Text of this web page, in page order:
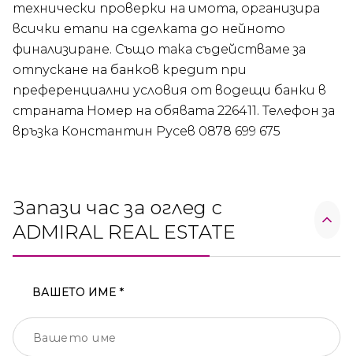
технически проверки на имота, организира
всички етапи на сделката до нейното
финализиране. Също така съдействаме за
отпускане на банков кредит при
преференциални условия от водещи банки в
страната Номер на обявата 226411. Телефон за
връзка Константин Русев 0878 699 675
Запази час за оглед с
ADMIRAL REAL ESTATE
ВАШЕТО ИМЕ *